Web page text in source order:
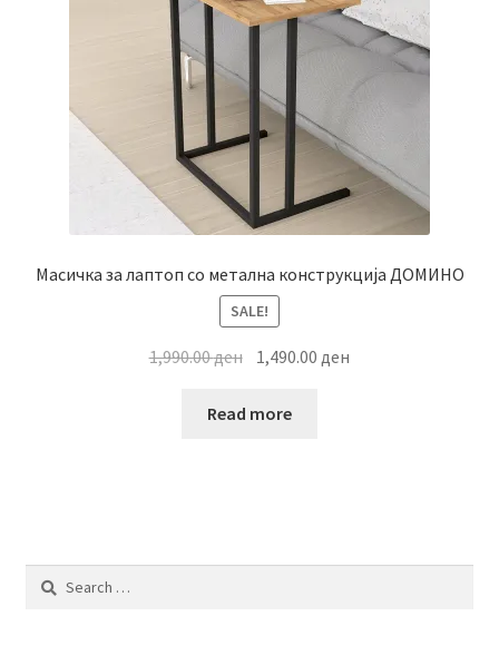
Масичка за лаптоп со метална конструкција ДОМИНО
SALE!
1,990.00ден Original
was:
1,490.00ден
Read more
Search